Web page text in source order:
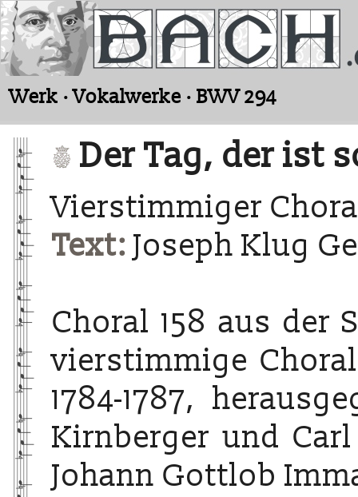
Werk · Vokalwerke · BWV 294
Der Tag, der ist
Vierstimmiger
Text: Joseph Klug
Choral 158 aus der
vierstimmige
1784-1787,
Kirnberger und
Johann Gottlob